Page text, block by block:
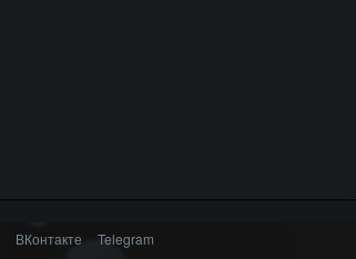
ВКонтакте Telegram